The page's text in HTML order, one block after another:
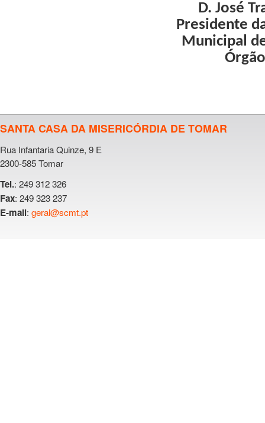
D. José
Presidente
Municipal
SANTA CASA DA MISERICÓRDIA DE TOMAR
Rua Infantaria Quinze, 9 E
2300-585 Tomar
Tel.: 249 312 326
Fax: 249 323 237
E-mail: geral@scmt.pt